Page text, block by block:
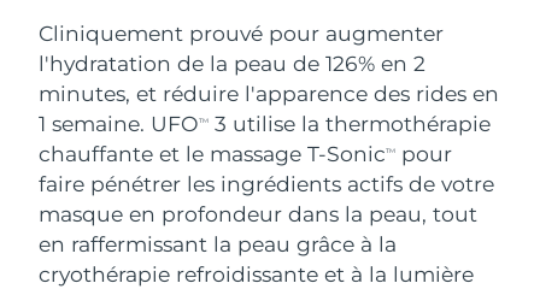
Cliniquement prouvé pour augmenter
l'hydratation de la peau de 126% en 2
minutes, et réduire l'apparence des rides en
1 semaine. UFOTM
3 utilise la thermothérapie
chauffante et le massage T-SonicTM
pour
faire pénétrer les ingrédients actifs de votre
masque en profondeur dans la peau, tout
en raffermissant la peau grâce à la
cryothérapie refroidissante et à la lumière